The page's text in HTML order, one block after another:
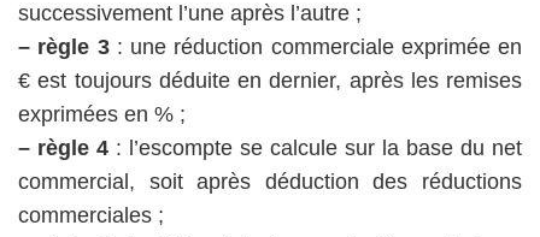
successivement l’une après l’autre ;
– règle 3: une réduction commerciale exprimée en
€ est toujours déduite en dernier, après les remises
exprimées en % ;
– règle 4 : l’escompte se calcule sur la base du net
commercial, soit après déduction des réductions
commerciales ;